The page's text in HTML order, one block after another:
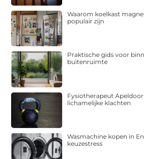
Waarom koelkast
populair zijn
Praktische gids voor
buitenruimte
Fysiotherapeut
lichamelijke klachten
Wasmachine kopen in
keuzestress